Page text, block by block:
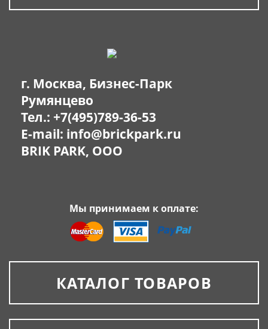
г. Москва, Бизнес-Парк
Румянцево
Тел.: +7(495)789-36-53
E-mail: info@brickpark.ru
BRIK PARK, OOO
Мы принимаем к оплате:
КАТАЛОГ ТОВАРОВ